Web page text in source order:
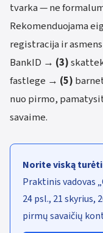
tvarka — ne
Rekomenduojama
registracija ir
BankID → (3)
fastlege → (5)
nuo pirmo,
savaime.
Norite viską
Praktinis vadovas
24 psl., 21 skyrius,
pirmų savaičių